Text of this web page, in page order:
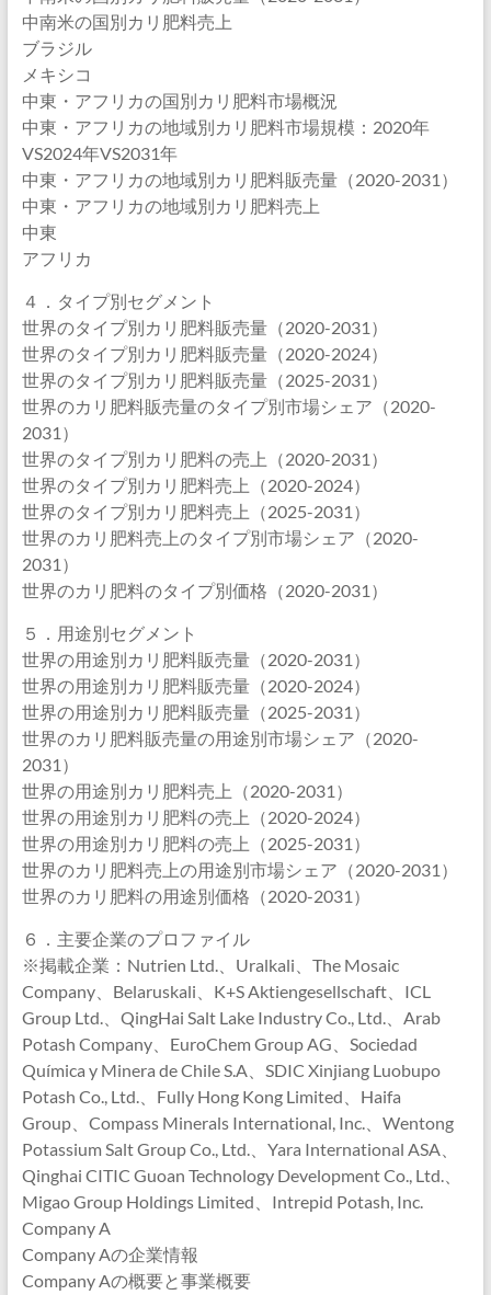
中南米の国別カリ肥料売上
ブラジル
メキシコ
中東・アフリカの国別カリ肥料市場概況
中東・アフリカの地域別カリ肥料市場規模：2020年
VS2024年VS2031年
中東・アフリカの地域別カリ肥料販売量（2020-2031）
中東・アフリカの地域別カリ肥料売上
中東
アフリカ
４．タイプ別セグメント
世界のタイプ別カリ肥料販売量（2020-2031）
世界のタイプ別カリ肥料販売量（2020-2024）
世界のタイプ別カリ肥料販売量（2025-2031）
世界のカリ肥料販売量のタイプ別市場シェア（2020-
2031）
世界のタイプ別カリ肥料の売上（2020-2031）
世界のタイプ別カリ肥料売上（2020-2024）
世界のタイプ別カリ肥料売上（2025-2031）
世界のカリ肥料売上のタイプ別市場シェア（2020-
2031）
世界のカリ肥料のタイプ別価格（2020-2031）
５．用途別セグメント
世界の用途別カリ肥料販売量（2020-2031）
世界の用途別カリ肥料販売量（2020-2024）
世界の用途別カリ肥料販売量（2025-2031）
世界のカリ肥料販売量の用途別市場シェア（2020-
2031）
世界の用途別カリ肥料売上（2020-2031）
世界の用途別カリ肥料の売上（2020-2024）
世界の用途別カリ肥料の売上（2025-2031）
世界のカリ肥料売上の用途別市場シェア（2020-2031）
世界のカリ肥料の用途別価格（2020-2031）
６．主要企業のプロファイル
※掲載企業：Nutrien Ltd.、Uralkali、The Mosaic
Company、Belaruskali、K+S Aktiengesellschaft、ICL
Group Ltd.、QingHai Salt Lake Industry Co., Ltd.、Arab
Potash Company、EuroChem Group AG、Sociedad
Química y Minera de Chile S.A、SDIC Xinjiang Luobupo
Potash Co., Ltd.、Fully Hong Kong Limited、Haifa
Group、Compass Minerals International, Inc.、Wentong
Potassium Salt Group Co., Ltd.、Yara International ASA、
Qinghai CITIC Guoan Technology Development Co., Ltd.、
Migao Group Holdings Limited、Intrepid Potash, Inc.
Company A
Company Aの企業情報
Company Aの概要と事業概要